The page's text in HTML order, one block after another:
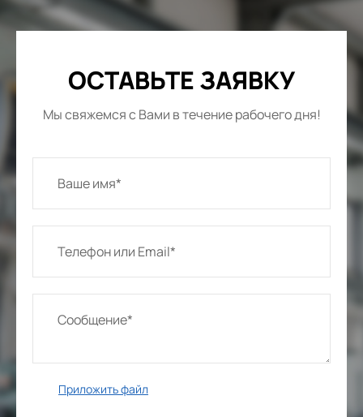
ОСТАВЬТЕ ЗАЯВКУ
Мы свяжемся с Вами в течение рабочего дня!
Приложить файл